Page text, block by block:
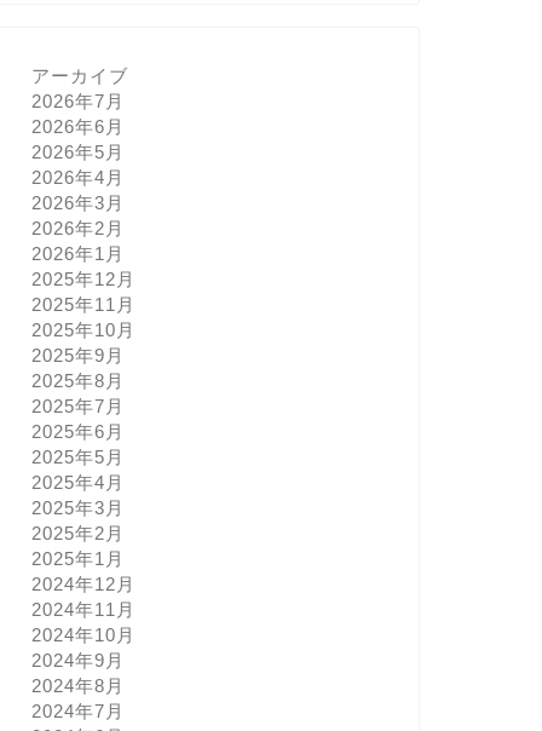
アーカイブ
2026年7月
2026年6月
2026年5月
2026年4月
2026年3月
2026年2月
2026年1月
2025年12月
2025年11月
2025年10月
2025年9月
2025年8月
2025年7月
2025年6月
2025年5月
2025年4月
2025年3月
2025年2月
2025年1月
2024年12月
2024年11月
2024年10月
2024年9月
2024年8月
2024年7月